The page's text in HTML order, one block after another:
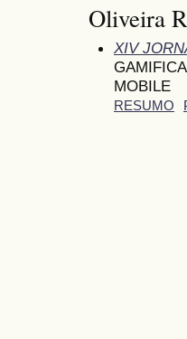
Oliveira
XIV
MOBILE
RESUMO